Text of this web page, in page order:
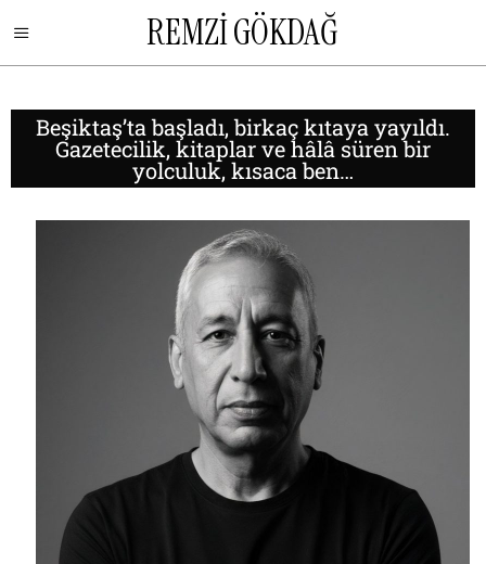
REMZİ GÖKDAĞ
Beşiktaş’ta başladı, birkaç kıtaya yayıldı.
Gazetecilik, kitaplar ve hâlâ süren bir
yolculuk, kısaca ben…